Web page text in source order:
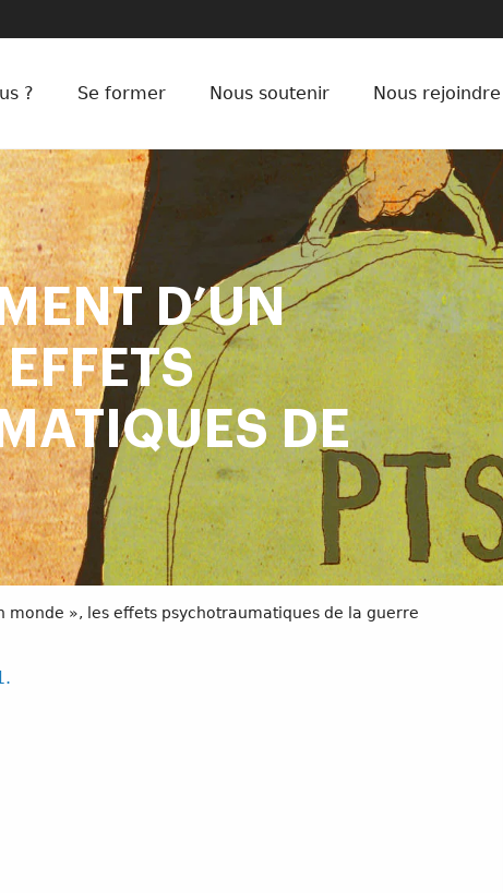
? Se former Nous soutenir Nous rejoindre
D’UN
DE
monde », les effets psychotraumatiques de la guerre